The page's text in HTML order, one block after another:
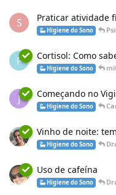
S Praticar atividade
Higiene do Sono
F Cortisol: Como
Higiene do Sono
J Começando no
Higiene do Sono
Vinho de noite:
Higiene do Sono
Uso de cafeína
Higiene do Sono